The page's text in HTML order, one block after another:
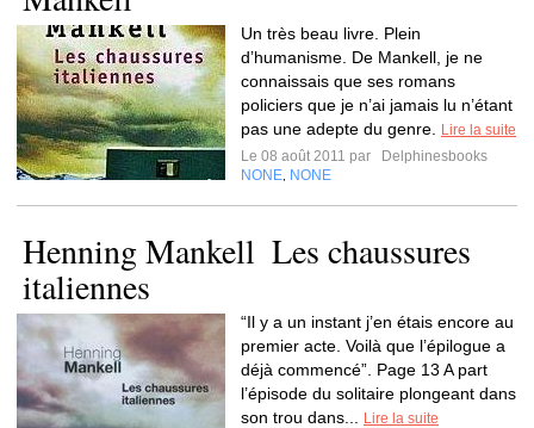
Un très beau livre. Plein
d’humanisme. De Mankell, je ne
connaissais que ses romans
policiers que je n’ai jamais lu n’étant
pas une adepte du genre.
Lire la suite
Le 08 août 2011 par
Delphinesbooks
NONE NONE
Henning Mankell  Les chaussures
italiennes
“Il y a un instant j’en étais encore au
premier acte. Voilà que l’épilogue a
déjà commencé”. Page 13 A part
l’épisode du solitaire plongeant dans
son trou dans...
Lire la suite